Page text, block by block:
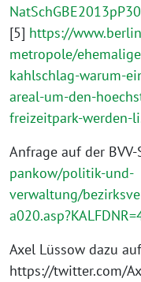
NatSchGBE2013pP30
[5] https://
metropole/
kahlschlag-warum-
areal-um-den-
freizeitpark-werden-
Anfrage auf der BVV-
pankow/politik-und-
verwaltung/
Axel Lüssow dazu
https://twitter.com/